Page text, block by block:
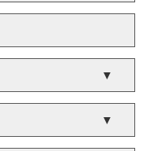
▼
▼